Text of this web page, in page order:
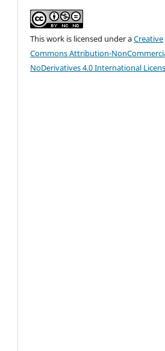
This work is licensed under aCreative
Commons Attribution-
NoDerivatives 4.0 International